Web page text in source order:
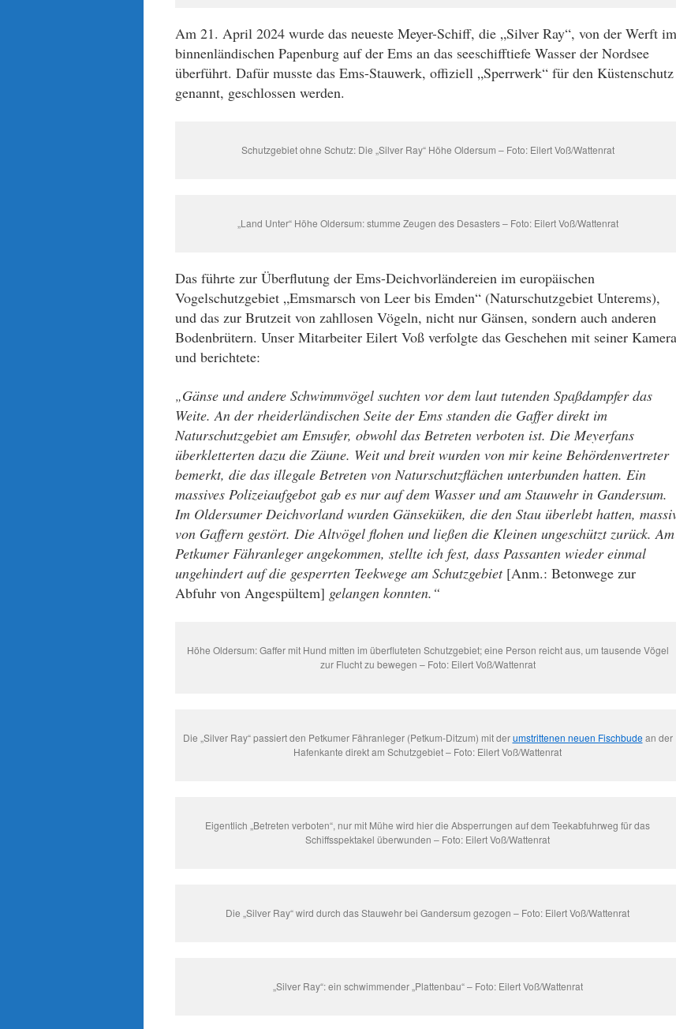
Am 21. April 2024 wurde das neueste Meyer-Schiff, die „Silver Ray“, von der Werft im
binnenländischen Papenburg auf der Ems an das seeschifftiefe Wasser der Nordsee
überführt. Dafür musste das Ems-Stauwerk, offiziell „Sperrwerk“ für den Küstenschutz
genannt, geschlossen werden.
Schutzgebiet ohne Schutz: Die „Silver Ray“ Höhe Oldersum – Foto: Eilert Voß/Wattenrat
„Land Unter“ Höhe Oldersum: stumme Zeugen des Desasters – Foto: Eilert Voß/Wattenrat
Das führte zur Überflutung der Ems-Deichvorländereien im europäischen
Vogelschutzgebiet „Emsmarsch von Leer bis Emden“ (Naturschutzgebiet Unterems),
und das zur Brutzeit von zahllosen Vögeln, nicht nur Gänsen, sondern auch anderen
Bodenbrütern. Unser Mitarbeiter Eilert Voß verfolgte das Geschehen mit seiner Kamera
und berichtete:
„Gänse und andere Schwimmvögel suchten vor dem laut tutenden Spaßdampfer das
Weite. An der rheiderländischen Seite der Ems standen die Gaffer direkt im
Naturschutzgebiet am Emsufer, obwohl das Betreten verboten ist. Die Meyerfans
überkletterten dazu die Zäune. Weit und breit wurden von mir keine Behördenvertreter
bemerkt, die das illegale Betreten von Naturschutzflächen unterbunden hatten. Ein
massives Polizeiaufgebot gab es nur auf dem Wasser und am Stauwehr in Gandersum.
Im Oldersumer Deichvorland wurden Gänseküken, die den Stau überlebt hatten,
von Gaffern gestört. Die Altvögel flohen und ließen die Kleinen ungeschützt zurück. Am
Petkumer Fähranleger angekommen, stellte ich fest, dass Passanten wieder einmal
ungehindert auf die gesperrten Teekwege am Schutzgebiet [Anm.: Betonwege zur
Abfuhr von Angespültem] gelangen konnten.“
Höhe Oldersum: Gaffer mit Hund mitten im überfluteten Schutzgebiet; eine Person reicht aus, um tausende Vögel
zur Flucht zu bewegen – Foto: Eilert Voß/Wattenrat
Die „Silver Ray“ passiert den Petkumer Fähranleger (Petkum-Ditzum) mit derumstrittenen neuen Fischbudean der
Hafenkante direkt am Schutzgebiet – Foto: Eilert Voß/Wattenrat
Eigentlich „Betreten verboten“, nur mit Mühe wird hier die Absperrungen auf dem Teekabfuhrweg für das
Schiffsspektakel überwunden – Foto: Eilert Voß/Wattenrat
Die „Silver Ray“ wird durch das Stauwehr bei Gandersum gezogen – Foto: Eilert Voß/Wattenrat
„Silver Ray“: ein schwimmender „Plattenbau“ – Foto: Eilert Voß/Wattenrat